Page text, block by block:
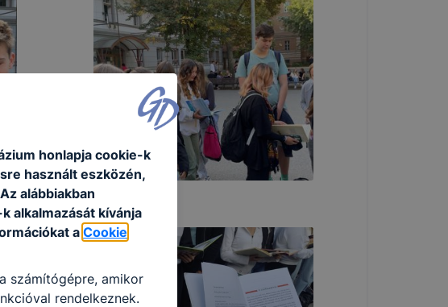
honlapja cookie-k
használt eszközén,
alábbiakban
alkalmazását kívánja
a Cookie
számítógépre, amikor
rendelkeznek.